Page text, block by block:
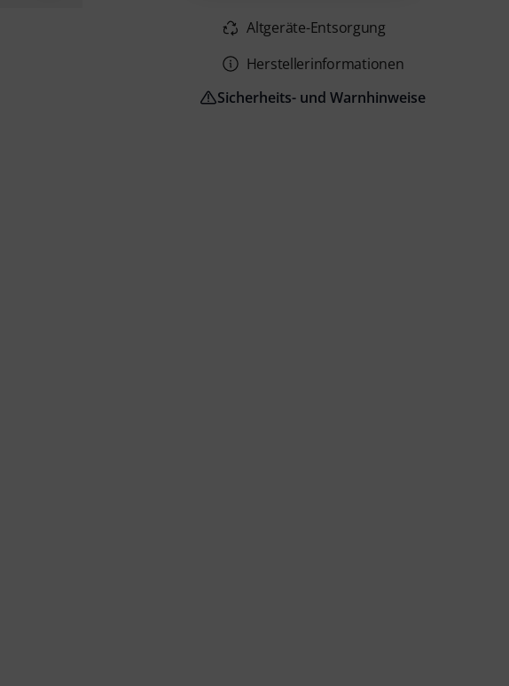
Altgeräte-Entsorgung
Herstellerinformationen
Sicherheits- und Warnhinweise